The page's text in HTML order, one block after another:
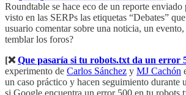
Roundtable se hace eco de un reporte
visto en las SERPs las etiquetas “Debates”
usuario comentar sobre una noticia, un
temblar los foros?
[❌Que pasaría si tu robots.txt da un error
experimento de Carlos Sánchez y MJ Cachón
un caso práctico y hacen seguimiento durante
si Google encuentra un error 500 en tu